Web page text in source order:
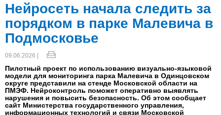
Нейросеть начала следить за
порядком в парке Малевича в
Подмосковье
09.06.2026 |
Пилотный проект по использованию визуально-языковой
модели для мониторинга парка Малевича в Одинцовском
округе представили на стенде Московской области на
ПМЭФ. Нейроконтроль поможет оперативно выявлять
нарушения и повысить безопасность. Об этом сообщает
сайт Министерства государственного управления,
информационных технологий и связи Московской